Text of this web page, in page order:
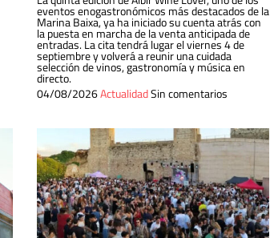
eventos enogastronómicos más destacados de la
Marina Baixa, ya ha iniciado su cuenta atrás con
la puesta en marcha de la venta anticipada de
entradas. La cita tendrá lugar el viernes 4 de
septiembre y volverá a reunir una cuidada
selección de vinos, gastronomía y música en
directo.
04/08/2026ActualidadSin comentarios